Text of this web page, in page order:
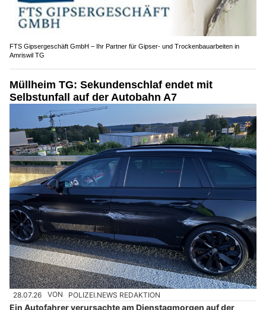
FTS Gipsergeschäft GmbH – Ihr Partner für Gipser- und Trockenbauarbeiten in
Amriswil TG
Müllheim TG: Sekundenschlaf endet mit
Selbstunfall auf der Autobahn A7
28.07.26 VON POLIZEI.NEWS REDAKTION
Ein Autofahrer verursachte am Dienstagmorgen auf der